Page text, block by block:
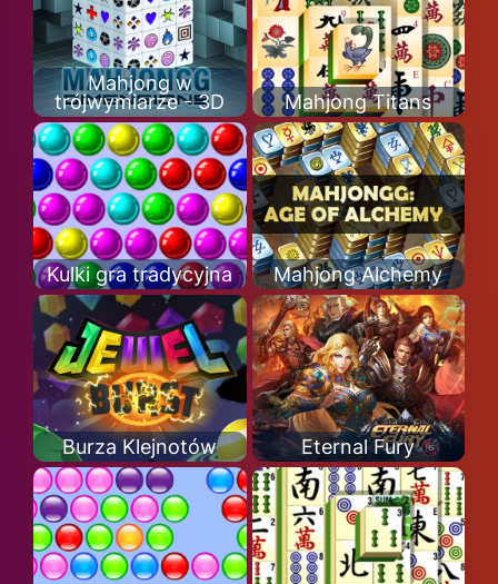
Mahjong w
trójwymiarze - 3D
Mahjong Titans
Kulki gra tradycyjna Mahjong Alchemy
Burza Klejnotów Eternal Fury